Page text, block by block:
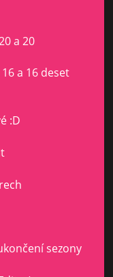
a 20
a 16 deset
:D
sezony